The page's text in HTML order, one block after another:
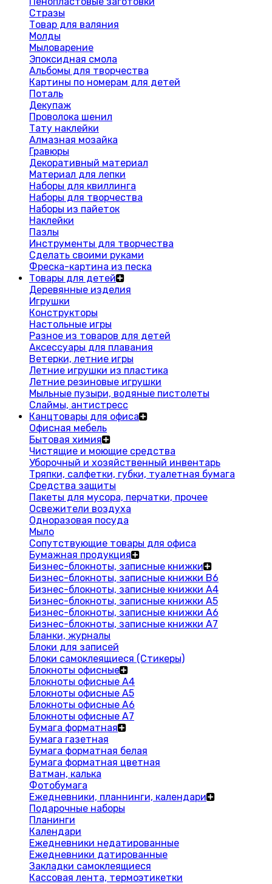
Стразы
Товар для валяния
Молды
Мыловарение
Эпоксидная смола
Альбомы для творчества
Картины по номерам для детей
Поталь
Декупаж
Проволока шенил
Тату наклейки
Алмазная мозайка
Гравюры
Декоративный материал
Материал для лепки
Наборы для квиллинга
Наборы для творчества
Наборы из пайеток
Наклейки
Пазлы
Инструменты для творчества
Сделать своими руками
Фреска-картина из песка
Товары для детей
Деревянные изделия
Игрушки
Конструкторы
Настольные игры
Разное из товаров для детей
Аксессуары для плавания
Ветерки, летние игры
Летние игрушки из пластика
Летние резиновые игрушки
Мыльные пузыри, водяные пистолеты
Слаймы, антистресс
Канцтовары для офиса
Офисная мебель
Бытовая химия
Чистящие и моющие средства
Уборочный и хозяйственный инвентарь
Тряпки, салфетки, губки, туалетная бумага
Средства защиты
Пакеты для мусора, перчатки, прочее
Освежители воздуха
Одноразовая посуда
Мыло
Сопутствующие товары для офиса
Бумажная продукция
Бизнес-блокноты, записные книжки
Бизнес-блокноты, записные книжки В6
Бизнес-блокноты, записные книжки A4
Бизнес-блокноты, записные книжки А5
Бизнес-блокноты, записные книжки А6
Бизнес-блокноты, записные книжки А7
Бланки, журналы
Блоки для записей
Блоки самоклеящиеся (Стикеры)
Блокноты офисные
Блокноты офисные A4
Блокноты офисные A5
Блокноты офисные A6
Блокноты офисные A7
Бумага форматная
Бумага газетная
Бумага форматная белая
Бумага форматная цветная
Ватман, калька
Фотобумага
Ежедневники, планнинги, календари
Подарочные наборы
Планинги
Календари
Ежедневники недатированные
Ежедневники датированные
Закладки самоклеящиеся
Кассовая лента, термоэтикетки